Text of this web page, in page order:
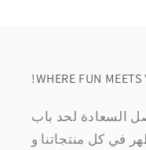
!WHERE FUN MEETS
يوصل السعادة لحد باب
في كل منتجاتنا و